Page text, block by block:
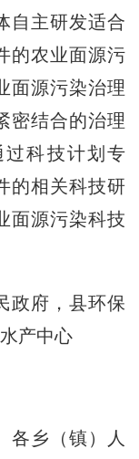
自主研发适合
的农业面源污
面源污染治理
密结合的治理
科技计划专
的相关科技研
面源污染科技
府，县环保
产中心
乡（镇）人